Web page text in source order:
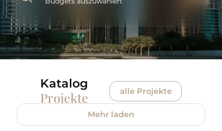
Katalog
Projekte alle Projekte
Mehr laden